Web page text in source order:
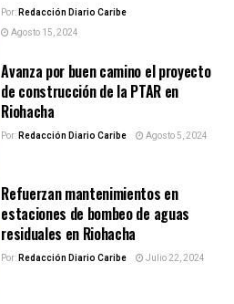
Por:Redacción Diario Caribe
Agosto 15, 2024
Avanza por buen camino el proyecto
de construcción de la PTAR en
Riohacha
Por:Redacción Diario Caribe Agosto 5, 2024
Refuerzan mantenimientos en
estaciones de bombeo de aguas
residuales en Riohacha
Por:Redacción Diario Caribe Julio 22, 2024